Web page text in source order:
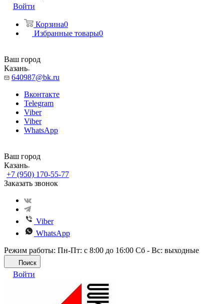
Войти
Корзина0
Избранные товары0
Ваш город
Казань
640987@bk.ru
Вконтакте
Telegram
Viber
Viber
WhatsApp
Ваш город
Казань
+7 (950) 170-55-77
Заказать звонок
Viber
WhatsApp
Режим работы: Пн-Пт: с 8:00 до 16:00 Сб - Вс: выходные
Поиск
Войти